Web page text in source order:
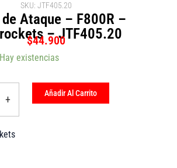
SKU: JTF405.20
Ataque – F800R –
– JTF405.20
$44.900
Hay existencias
+
Añadir Al Carrito